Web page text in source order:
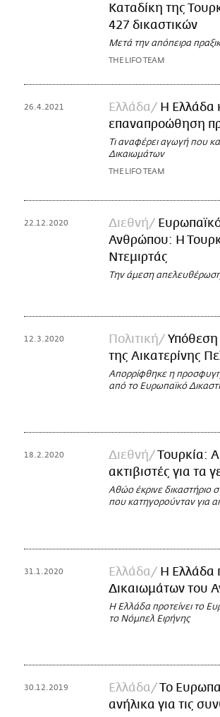
Καταδίκη της
427 δικαστικών
Μετά την απόπειρα
THE LIFO TEAM
26.4.2021 Ελλάδα
Η Ελλάδα
επαναπροώθηση
Τι αναφέρει αγωγή που
Δικαιωμάτων
THE LIFO TEAM
22.12.2020 Διεθνή
Ανθρώπου: Η
Ντεμιρτάς
Την άμεση απελευθέρωση
12.3.2020 Πολιτική
της Αικατερίνης
Απορρίφθηκε η
από το Ευρωπαϊκό
18.2.2020 Διεθνή
Τουρκία:
ακτιβιστές για τα
Αθώο έκρινε δικαστήριο
που κατηγορούνταν για
31.1.2020 Ελλάδα
Η Ελλάδα
Δικαιωμάτων του
Η Ελλάδα προτείνει το
το Νόμπελ Ειρήνης
30.12.2019 Ελλάδα
Το
ανήλικα για τις